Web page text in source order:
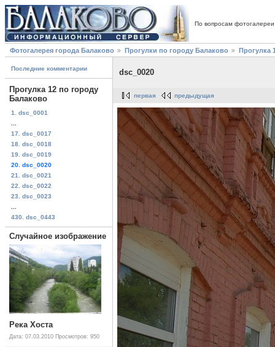
По вопросам
Фотогалерея города Балаково Прогулки по городу Балаково Прогулка
Последние комментарии
Прогулка 12 по городу
Балаково
1. dsc_0001
17. dsc_0017
18. dsc_0018
19. dsc_0019
20. dsc_0020
21. dsc_0021
22. dsc_0022
23. dsc_0023
430. dsc_0443
Случайное изображение
Река Хоста
Дата: 07.03.2010 Просмотров: 950
dsc_0020
первая предыдущая